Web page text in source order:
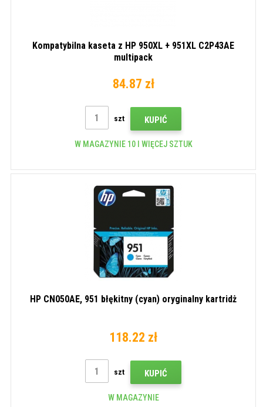
Kompatybilna kaseta z HP 950XL + 951XL C2P43AE
multipack
84.87 zł
szt KUPIĆ
W MAGAZYNIE 10 I WIĘCEJ SZTUK
HP CN050AE, 951 błękitny (cyan) oryginalny kartridż
118.22 zł
szt KUPIĆ
W MAGAZYNIE